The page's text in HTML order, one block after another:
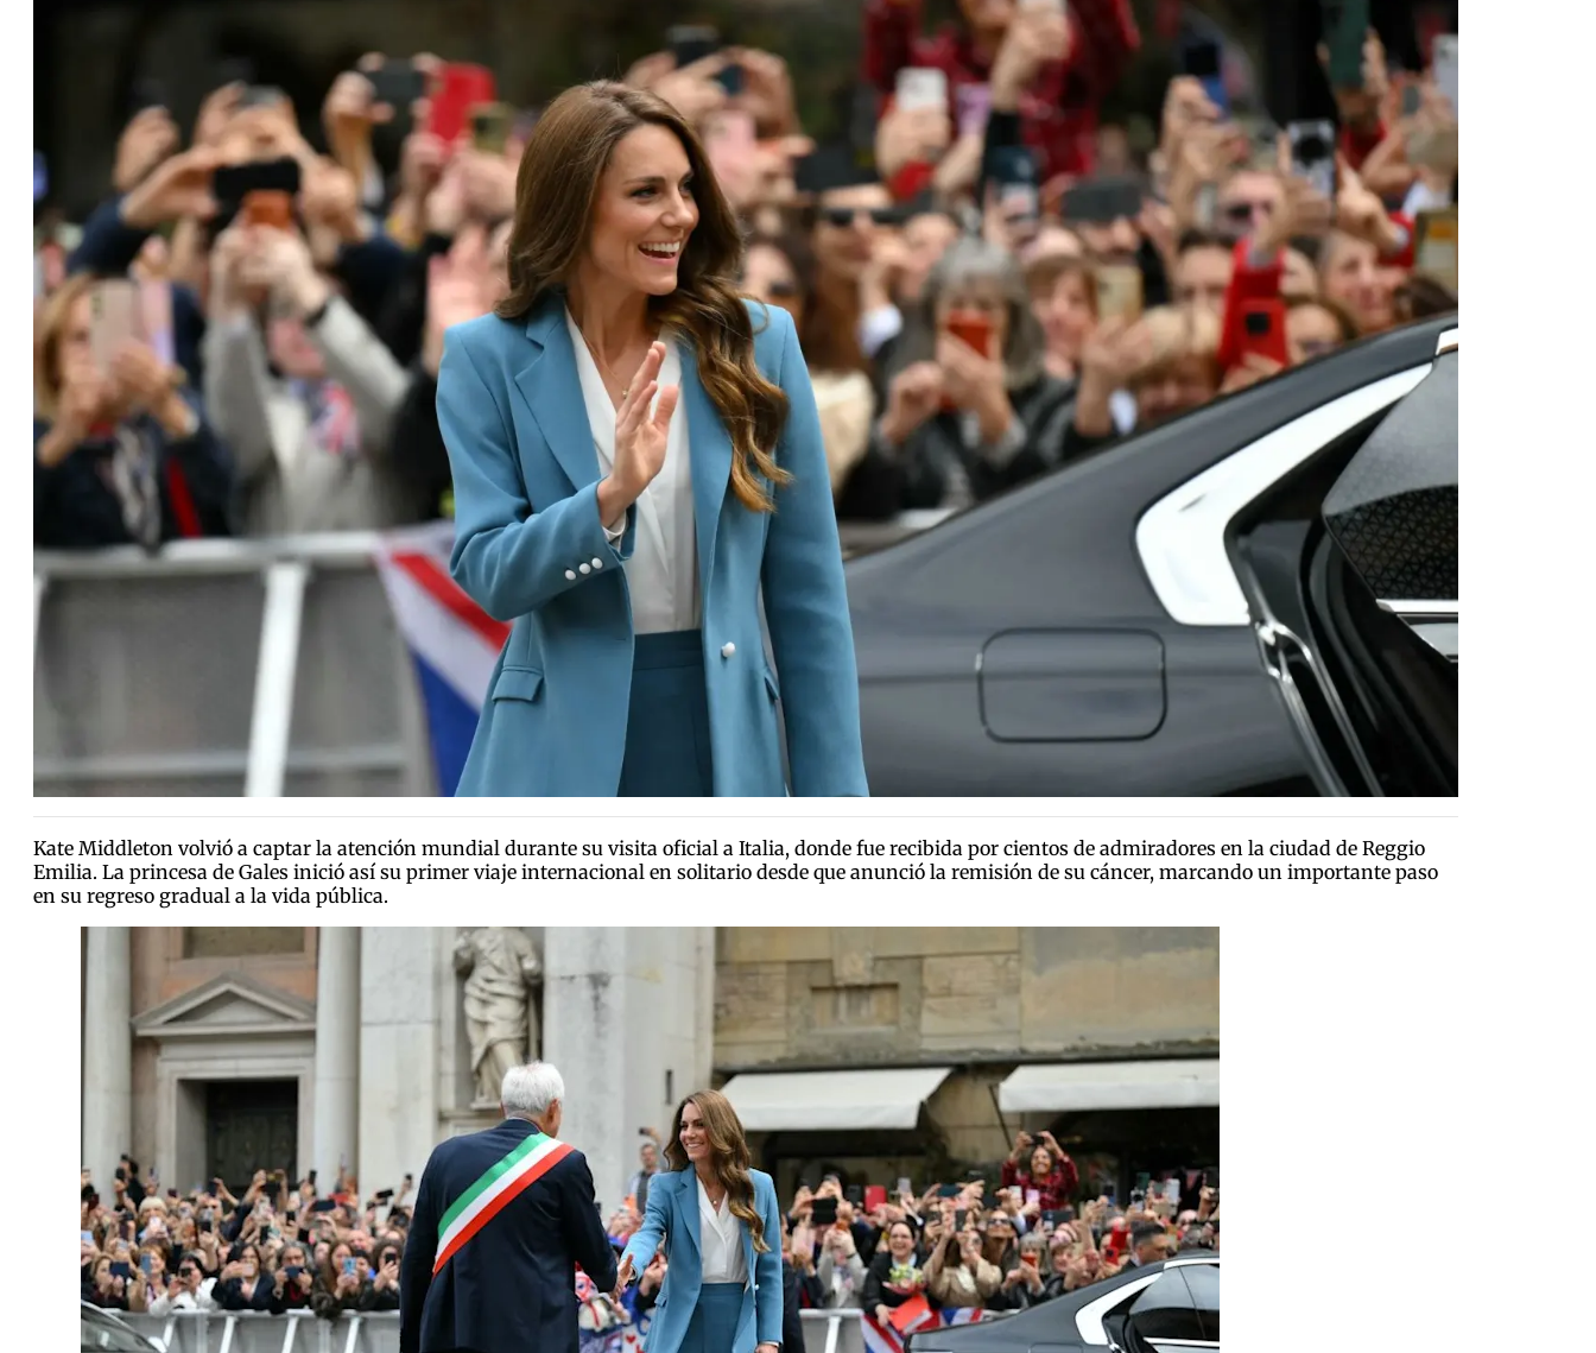
Kate Middleton volvió a captar la atención mundial durante su visita oficial a Italia, donde fue recibida por cientos de admiradores en la ciudad de Reggio
Emilia. La princesa de Gales inició así su primer viaje internacional en solitario desde que anunció la remisión de su cáncer, marcando un importante paso
en su regreso gradual a la vida pública.